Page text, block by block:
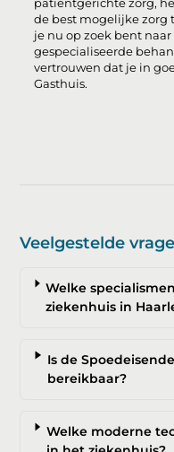
patiëntgerichte zorg,
de best mogelijke zorg
je nu op zoek bent
gespecialiseerde
vertrouwen dat je in
Gasthuis.
Veelgestelde
Welke
ziekenhuis in
Is de
bereikbaar?
Welke moderne